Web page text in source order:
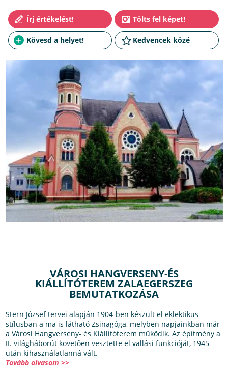
VÁROSI HANGVERSENY-ÉS
KIÁLLÍTÓTEREM ZALAEGERSZEG
BEMUTATKOZÁSA
Stern József tervei alapján 1904-ben készült el eklektikus
stílusban a ma is látható Zsinagóga, melyben napjainkban már
a Városi Hangverseny- és Kiállítóterem működik. Az építmény a
II. világháborút követően vesztette el vallási funkcióját, 1945
után kihasználatlanná vált.
Tovább olvasom >>